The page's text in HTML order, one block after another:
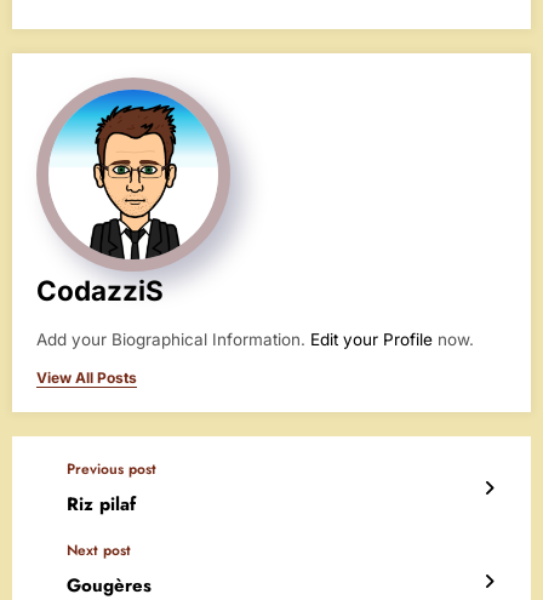
CodazziS
Add your Biographical Information. Edit your Profile now.
View All Posts
Previous post
Riz pilaf
Next post
Gougères